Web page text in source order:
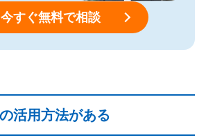
今すぐ無料で相談
活用方法がある